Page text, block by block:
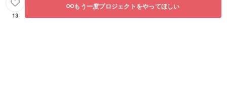
13
もう一度プロジェクトをやってほしい